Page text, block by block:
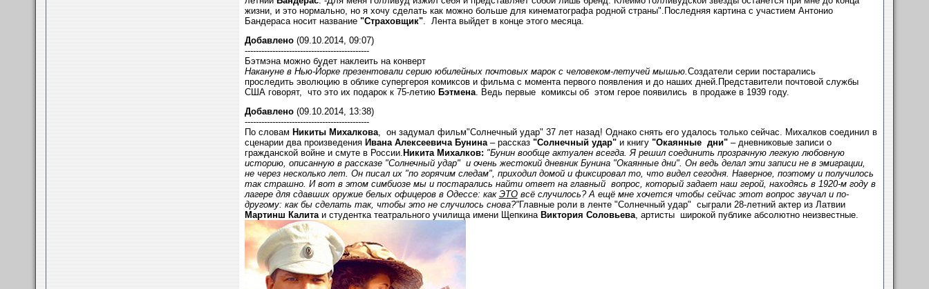
жизни, и это нормально, но я хочу сделать как можно больше для кинематографа родной страны".Последняя картина с участием Антонио
Бандераса носит название "Страховщик". Лента выйдет в конце этого месяца.
Добавлено(09.10.2014, 09:07)
---------------------------------------------
Бэтмэна можно будет наклеить на конверт
Накануне в Нью-Йорке презентовали серию юбилейных почтовых марок с человеком-летучей мышью. Создатели серии постарались
проследить эволюцию в облике супергероя комиксов и фильма с момента первого появления и до наших дней.Представители почтовой службы
США говорят, что это их подарок к 75-летию Бэтмена. Ведь первые комиксы об этом герое появились в продаже в 1939 году.
Добавлено(09.10.2014, 13:38)
---------------------------------------------
По словам Никиты Михалкова, он задумал фильм"Солнечный удар" 37 лет назад! Однако снять его удалось только сейчас. Михалков соединил в
сценарии два произведения Ивана Алексеевича Бунина– рассказ "Солнечный удар"и книгу "Окаянные дни"– дневниковые записи о
гражданской войне и смуте в России. Никита Михалков: "Бунин вообще актуален всегда. Я решил соединить прозрачную легкую любовную
историю, описанную в рассказе "Солнечный удар" и очень жестокий дневник Бунина "Окаянные дни". Он ведь делал эти записи не в эмиграции,
не через несколько лет. Он писал их "по горячим следам", приходил домой и фиксировал то, что видел сегодня. Наверное, поэтому и получилось
так страшно. И вот в этом симбиозе мы и постарались найти ответ на главный вопрос, который задает наш герой, находясь в 1920-м году в
лагере для сдавших оружие белых офицеров в Одессе: как ЭТОвсё случилось? А ещё мне хочется чтобы сейчас этот вопрос звучал и по-
другому: как бы сделать так, чтобы это не случилось снова?"Главные роли в ленте "Солнечный удар" сыграли 28-летний актер из Латвии
Мартинш Калитаи студентка театрального училища имени Щепкина Виктория Соловьева, артисты широкой публике абсолютно неизвестные.